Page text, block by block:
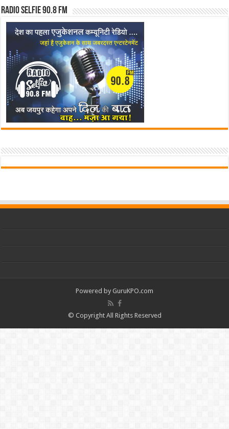
Radio Selfie 90.8 FM
Powered by GuruKPO.com
© Copyright All Rights Reserved